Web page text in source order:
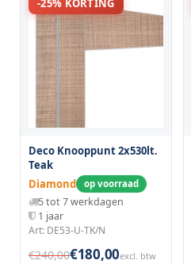
-25% KORTING
Deco Knooppunt 2x530lt.
Teak
Diamond
op voorraad
5 tot 7 werkdagen
1 jaar
Art: DE53-U-TK/N
€240,00€180,00excl. btw